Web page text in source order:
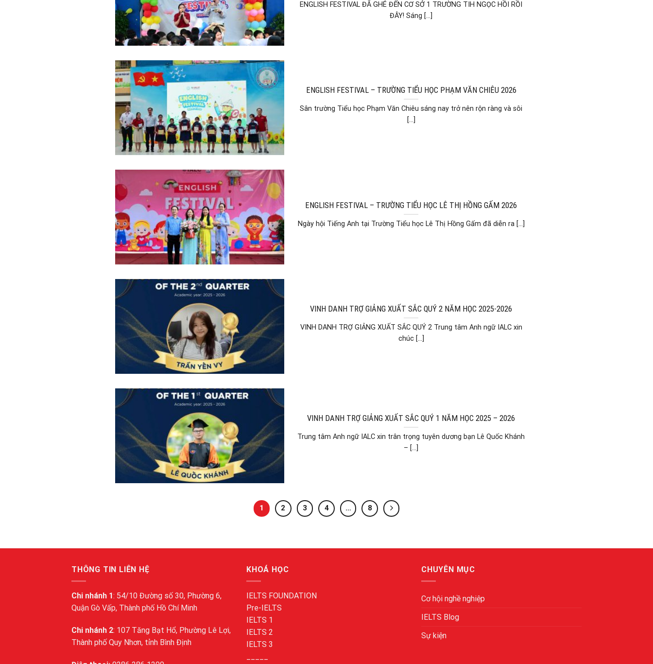
ENGLISH FESTIVAL ĐÃ GHÉ ĐẾN CƠ SỞ 1 TRƯỜNG TIH NGỌC HỒI RỒI
ĐÂY! Sáng [...]
ENGLISH FESTIVAL – TRƯỜNG TIỂU HỌC PHẠM VĂN CHIÊU 2026
Sân trường Tiểu học Phạm Văn Chiêu sáng nay trở nên rộn ràng và sôi
[...]
ENGLISH FESTIVAL – TRƯỜNG TIỂU HỌC LÊ THỊ HỒNG GẤM 2026
Ngày hội Tiếng Anh tại Trường Tiểu học Lê Thị Hồng Gấm đã diễn ra [...]
VINH DANH TRỢ GIẢNG XUẤT SẮC QUÝ 2 NĂM HỌC 2025-2026
VINH DANH TRỢ GIẢNG XUẤT SẮC QUÝ 2 Trung tâm Anh ngữ IALC xin
chúc [...]
VINH DANH TRỢ GIẢNG XUẤT SẮC QUÝ 1 NĂM HỌC 2025 – 2026
Trung tâm Anh ngữ IALC xin trân trọng tuyên dương bạn Lê Quốc Khánh
– [...]
1 2 3 4 … 8
THÔNG TIN LIÊN HỆ
Chi nhánh 1: 54/10 Đường số 30, Phường 6,
Quận Gò Vấp, Thành phố Hồ Chí Minh
Chi nhánh 2: 107 Tăng Bạt Hổ, Phường Lê Lợi,
Thành phố Quy Nhơn, tỉnh Bình Định
KHOÁ HỌC
IELTS FOUNDATION
Pre-IELTS
IELTS 1
IELTS 2
IELTS 3
CHUYÊN MỤC
Cơ hội nghề nghiệp
IELTS Blog
Sự kiện